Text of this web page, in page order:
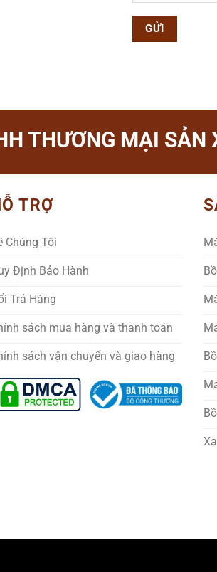
THƯƠNG MẠI SẢN
TRỢ
Chúng Tôi
Định Bảo Hành
Trả Hàng
sách mua hàng và thanh toán
sách vận chuyển và giao hàng